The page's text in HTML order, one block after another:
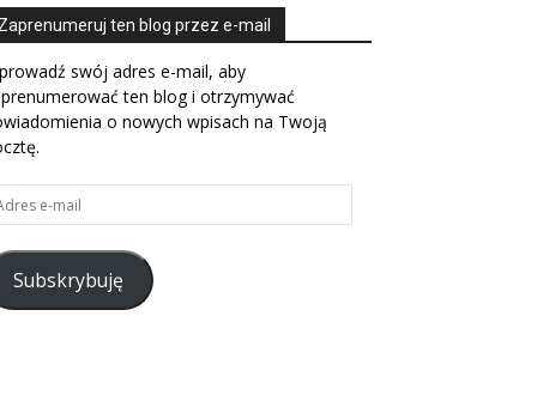
Zaprenumeruj ten blog przez e-mail
swój adres e-mail, aby
ten blog i otrzymywać
o nowych wpisach na Twoją
Subskrybuję